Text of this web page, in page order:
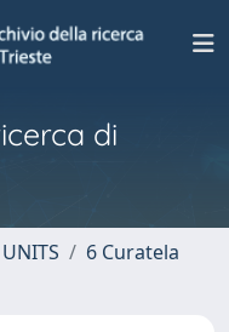
di
6 Curatela